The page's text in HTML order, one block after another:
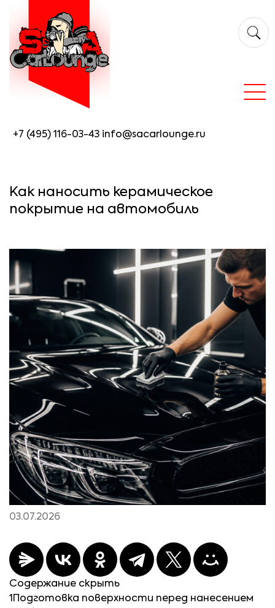
+7 (495) 116-03-43 info@sacarlounge.ru
Как наносить керамическое
покрытие на автомобиль
03.07.2026
Содержание скрыть
1
Подготовка поверхности перед нанесением